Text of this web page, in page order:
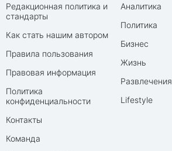
Редакционная политика и
стандарты
Как стать нашим автором
Правила пользования
Правовая информация
Политика
конфиденциальности
Контакты
Команда
Аналитика
Политика
Бизнес
Жизнь
Развлечения
Lifestyle